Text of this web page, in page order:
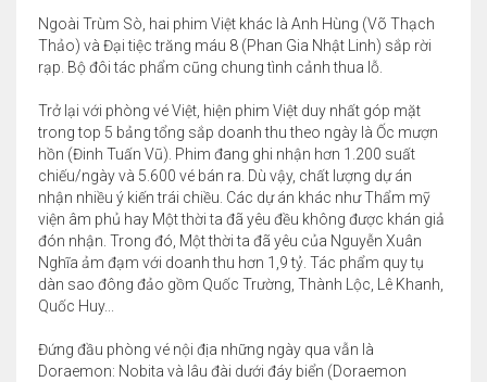
Ngoài Trùm Sò, hai phim Việt khác là Anh Hùng (Võ Thạch
Thảo) và Đại tiệc trăng máu 8 (Phan Gia Nhật Linh) sắp rời
rạp. Bộ đôi tác phẩm cũng chung tình cảnh thua lỗ.
Trở lại với phòng vé Việt, hiện phim Việt duy nhất góp mặt
trong top 5 bảng tổng sắp doanh thu theo ngày là Ốc mượn
hồn (Đinh Tuấn Vũ). Phim đang ghi nhận hơn 1.200 suất
chiếu/ngày và 5.600 vé bán ra. Dù vậy, chất lượng dự án
nhận nhiều ý kiến trái chiều. Các dự án khác như Thẩm mỹ
viện âm phủ hay Một thời ta đã yêu đều không được khán giả
đón nhận. Trong đó, Một thời ta đã yêu của Nguyễn Xuân
Nghĩa ảm đạm với doanh thu hơn 1,9 tỷ. Tác phẩm quy tụ
dàn sao đông đảo gồm Quốc Trường, Thành Lộc, Lê Khanh,
Quốc Huy...
Đứng đầu phòng vé nội địa những ngày qua vẫn là
Doraemon: Nobita và lâu đài dưới đáy biển (Doraemon